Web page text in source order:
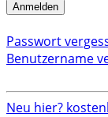
Anmelden
Passwort
Benutzername
Neu hier?